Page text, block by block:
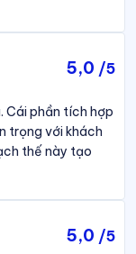
5,0 /5
Cái phần tích hợp
trọng với khách
thế này tạo
5,0 /5